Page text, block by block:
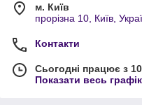
м. Київ
прорізна 10, Київ,
Контакти
Сьогодні працює з
Показати весь